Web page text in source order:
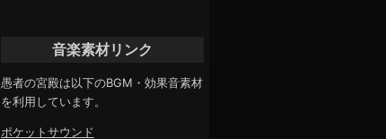
音楽素材リンク
愚者の宮殿は以下のBGM・効果音素材
を利用しています。
ポケットサウンド